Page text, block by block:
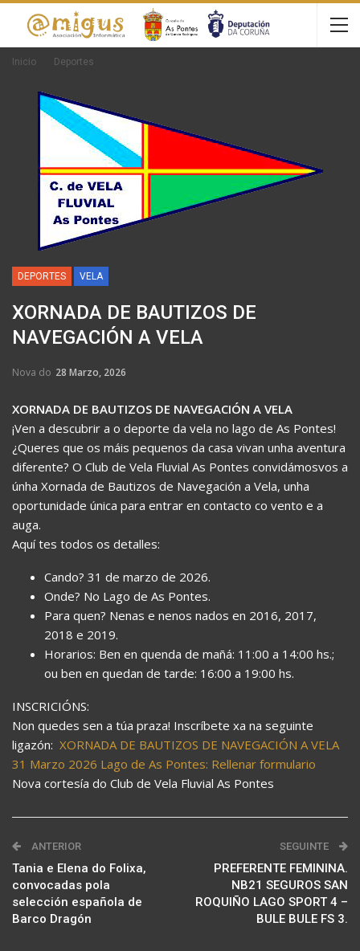
Inicio Deportes
DEPORTES VELA
XORNADA DE BAUTIZOS DE
NAVEGACIÓN A VELA
Nova do 28 Marzo, 2026
XORNADA DE BAUTIZOS DE NAVEGACIÓN A VELA
¡Ven a descubrir a o deporte da vela no lago de As Pontes!
¿Queres que os máis pequenos da casa vivan unha aventura
diferente? O Club de Vela Fluvial As Pontes convidámosvos a
únha Xornada de Bautizos de Navegación a Vela, unha
oportunidade única para entrar en contacto co vento e a
auga.
Aquí tes todos os detalles:
Cando? 31 de marzo de 2026.
Onde? No Lago de As Pontes.
Para quen? Nenas e nenos nados en 2016, 2017,
2018 e 2019.
Horarios: Ben en quenda de mañá: 11:00 a 14:00 hs.;
ou ben en quedan de tarde: 16:00 a 19:00 hs.
INSCRICIÓNS:
Non quedes sen a túa praza! Inscríbete xa na seguinte
ligazón: XORNADA DE BAUTIZOS DE NAVEGACIÓN A VELA
31 Marzo 2026 Lago de As Pontes: Rellenar formulario
Nova cortesía do Club de Vela Fluvial As Pontes
ANTERIOR
Tania e Elena do Folixa,
convocadas pola
selección española de
Barco Dragón
SEGUINTE
PREFERENTE FEMININA.
NB21 SEGUROS SAN
ROQUIÑO LAGO SPORT 4 –
BULE BULE FS 3.